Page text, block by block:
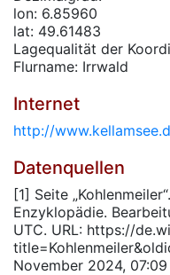
lon: 6.85960
lat: 49.61483
Lagequalität der
Flurname: Irrwald
Internet
http://
Datenquellen
[1] Seite
Enzyklopädie.
UTC. URL: https://
November 2024, 07:09